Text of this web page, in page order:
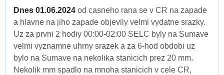
Dnes 01.06.2024 od casneho rana se v CR na zapade
a hlavne na jiho zapade objevily velmi vydatne srazky.
Uz za prvni 2 hodiy 00:00-02:00 SELC byly na Sumave
velmi vyznamne uhrny srazek a za 6-hod obdobi uz
bylo na Sumave na nekolika stanicich prez 20 mm.
Nekolik mm spadlo na mnoha stanicich v cele CR,